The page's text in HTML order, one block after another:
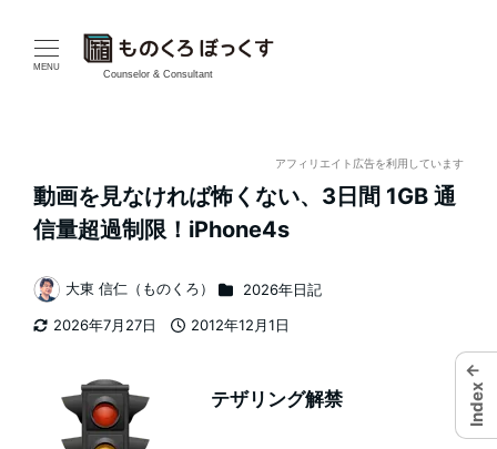
MENU
Counselor & Consultant
アフィリエイト広告を利用しています
動画を見なければ怖くない、3日間 1GB 通
信量超過制限！iPhone4s
2026年7月27日
2012年12月1日
著
者
大東 信仁（ものくろ） カテゴリー
2026年日記
テザリング解禁
←
Index